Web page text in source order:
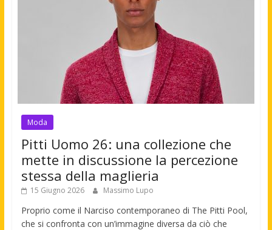
Moda
Pitti Uomo 26: una collezione che
mette in discussione la percezione
stessa della maglieria
15 Giugno 2026 Massimo Lupo
Proprio come il Narciso contemporaneo di The Pitti Pool,
che si confronta con un’immagine diversa da ciò che